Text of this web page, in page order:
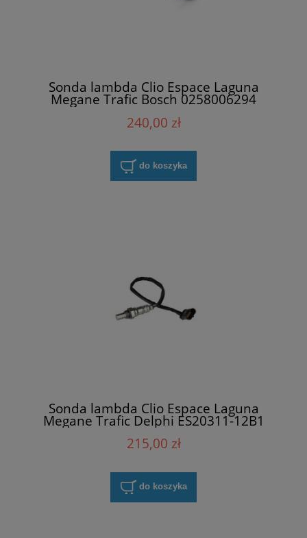
Sonda lambda Clio Espace Laguna
Megane Trafic Bosch 0258006294
240,00 zł
do koszyka
Sonda lambda Clio Espace Laguna
Megane Trafic Delphi ES20311-12B1
215,00 zł
do koszyka